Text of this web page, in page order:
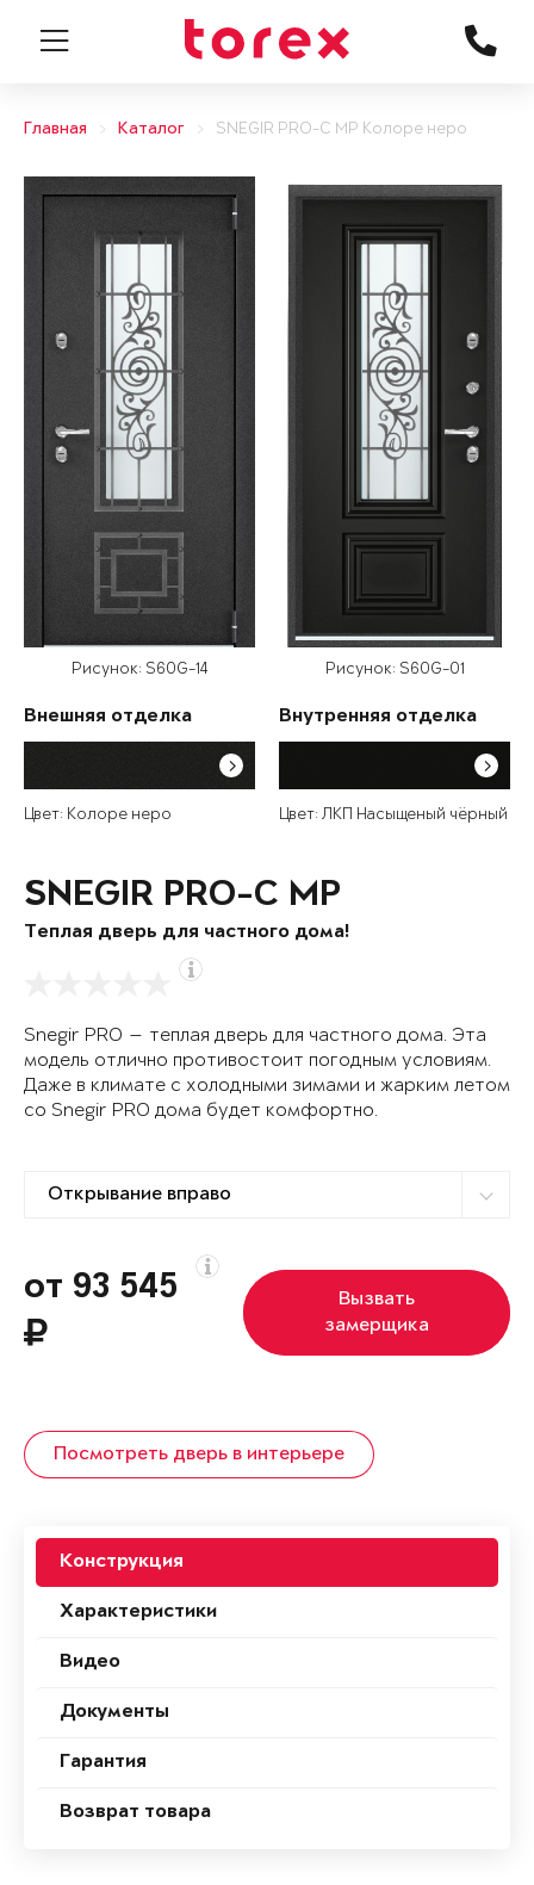
Главная Каталог SNEGIR PRO-C MP Колоре неро
Рисунок: S60G-14
Внешняя отделка
Цвет: Колоре неро
Рисунок: S60G-01
Внутренняя отделка
Цвет: ЛКП Насыщеный чёрный
SNEGIR PRO-C MP
Теплая дверь для частного дома!
Snegir PRO — теплая дверь для частного дома. Эта
модель отлично противостоит погодным условиям.
Даже в климате с холодными зимами и жарким летом
со Snegir PRO дома будет комфортно.
от 93 545
Вызвать
замерщика
Посмотреть дверь в интерьере
Конструкция
Характеристики
Видео
Документы
Гарантия
Возврат товара